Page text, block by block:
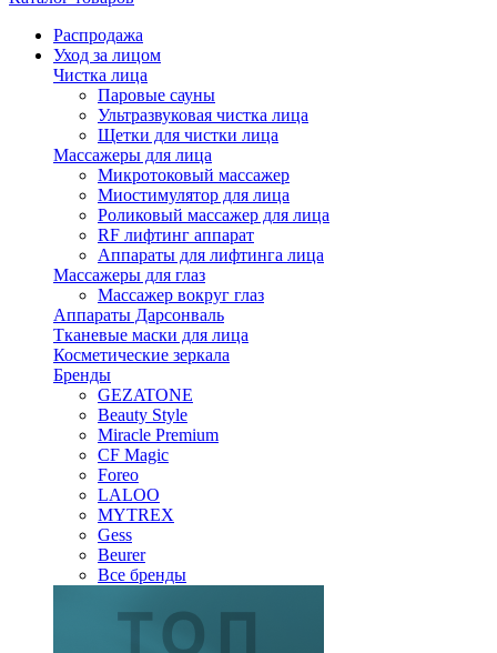
Распродажа
Уход за лицом
Чистка лица
Паровые сауны
Ультразвуковая чистка лица
Щетки для чистки лица
Массажеры для лица
Микротоковый массажер
Миостимулятор для лица
Роликовый массажер для лица
RF лифтинг аппарат
Аппараты для лифтинга лица
Массажеры для глаз
Массажер вокруг глаз
Аппараты Дарсонваль
Тканевые маски для лица
Косметические зеркала
Бренды
GEZATONE
Beauty Style
Miracle Premium
CF Magic
Foreo
LALOO
MYTREX
Gess
Beurer
Все бренды